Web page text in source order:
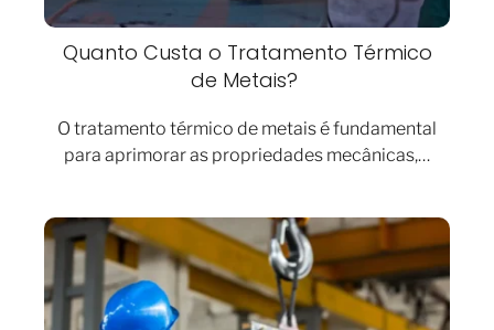
Quanto Custa o Tratamento Térmico
de Metais?
O tratamento térmico de metais é fundamental
para aprimorar as propriedades mecânicas,…